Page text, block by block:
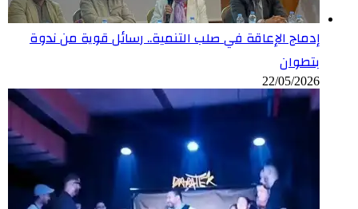
إدماج الإعاقة في صلب التنمية.. رسائل قوية من ندوة
بتطوان
22/05/2026